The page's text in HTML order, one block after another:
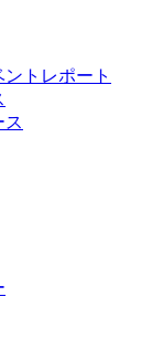
トレポート
ス